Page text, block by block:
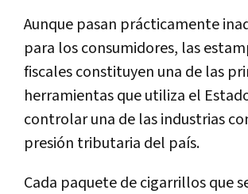
Aunque pasan prácticamente
para los consumidores, las
fiscales constituyen una de las
herramientas que utiliza el
controlar una de las industrias
presión tributaria del país.
Cada paquete de cigarrillos que